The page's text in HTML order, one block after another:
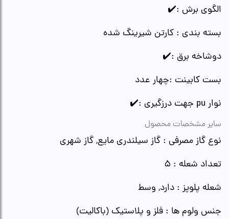
الگوی برش :✔️
بسته بندی : کارتن شیرینگ شده
دوشاخه برق :✔️
بست کابینت :چهار عدد
نوار pu جهت درزگیری :✔️
سایر مشخصات محصول
نوع گاز مصرفی : گاز سیلندری مایع, گاز شهری
تعداد شعله : 5
شعله پلوپز : دارد, وسط
جنس ولوم ها : فلز و پلاستیک (باکالیت)